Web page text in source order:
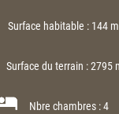
Surface habitable : 144
Surface du terrain : 2795
Nbre chambres : 4